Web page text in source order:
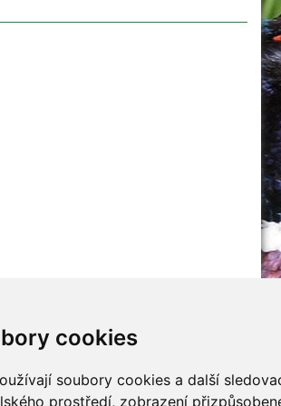
cookie
soubory cookies a další
prostředí, zobrazení
Mladí myslivci
malý Adept myslivosti